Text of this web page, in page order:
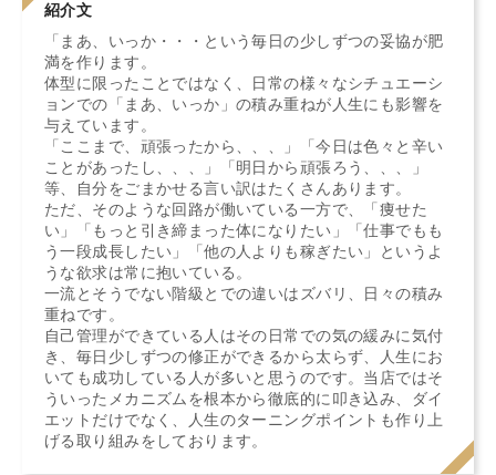
紹介文
「まあ、いっか・・・という毎日の少しずつの妥協が肥
満を作ります。
体型に限ったことではなく、日常の様々なシチュエーシ
ョンでの「まあ、いっか」の積み重ねが人生にも影響を
与えています。
「ここまで、頑張ったから、、、」「今日は色々と辛い
ことがあったし、、、」「明日から頑張ろう、、、」
等、自分をごまかせる言い訳はたくさんあります。
ただ、そのような回路が働いている一方で、「痩せた
い」「もっと引き締まった体になりたい」「仕事でもも
う一段成長したい」「他の人よりも稼ぎたい」というよ
うな欲求は常に抱いている。
一流とそうでない階級とでの違いはズバリ、日々の積み
重ねです。
自己管理ができている人はその日常での気の緩みに気付
き、毎日少しずつの修正ができるから太らず、人生にお
いても成功している人が多いと思うのです。当店ではそ
ういったメカニズムを根本から徹底的に叩き込み、ダイ
エットだけでなく、人生のターニングポイントも作り上
げる取り組みをしております。